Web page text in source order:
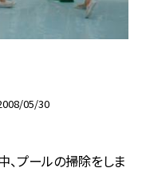
05/30
、プールの掃除をしま